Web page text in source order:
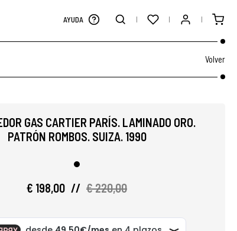
AYUDA
Volver
GAS CARTIER PARÍS. LAMINADO ORO.
PATRÓN ROMBOS. SUIZA. 1990
€ 198,00 // € 220,00